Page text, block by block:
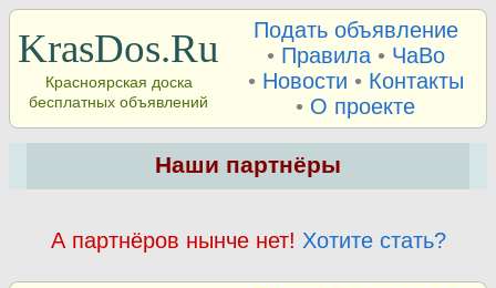
KrasDos.Ru
Красноярская доска
бесплатных объявлений
Подать объявление
• Правила• ЧаВо
• Новости • Контакты
• О проекте
Наши партнёры
А партнёров нынче нет! Хотите стать?